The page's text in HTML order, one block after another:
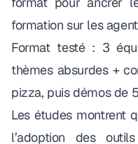
formation sur les
Format testé : 3
thèmes absurdes +
pizza, puis démos de
Les études montrent
l’adoption des